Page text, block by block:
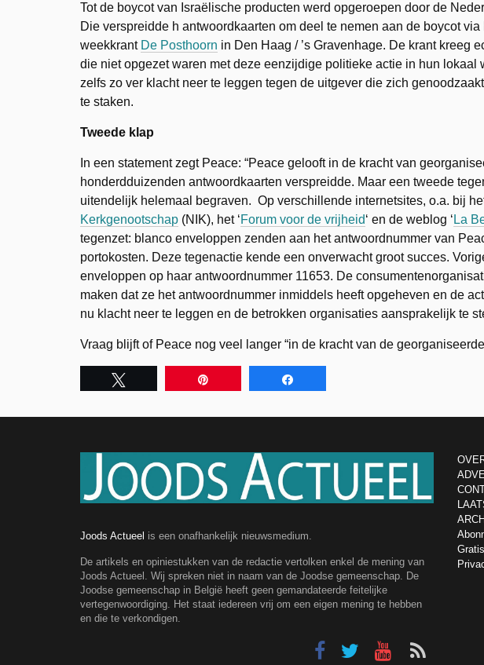
Tot de boycot van Israëlische producten werd opgeroepen door de
Die verspreidde h antwoordkaarten om deel te nemen aan de boycot
weekkrant De Posthoorn in Den Haag / ’s Gravenhage. De krant kreeg
die niet opgezet waren met deze eenzijdige politieke actie in hun lokaal
zelfs zo ver klacht neer te leggen tegen de uitgever die zich
te staken.
Tweede klap
In een statement zegt Peace: “Peace gelooft in de kracht van
honderdduizenden antwoordkaarten verspreidde. Maar een tweede
uitendelijk helemaal begraven. Op verschillende internetsites, o.a. bij
Kerkgenootschap (NIK), het ‘Forum voor de vrijheid‘ en de weblog ‘ La
tegenzet: blanco enveloppen zenden aan het antwoordnummer van
portokosten. Deze tegenactie kende een onverwacht groot succes.
enveloppen op haar antwoordnummer 11653. De
maken dat ze het antwoordnummer inmiddels heeft opgeheven en de
nu klacht neer te leggen en de betrokken organisaties aansprakelijk te
Vraag blijft of Peace nog veel langer “in de kracht van de
Joods Actueel is een onafhankelijk nieuwsmedium.
De artikels en opiniestukken van de redactie vertolken enkel de mening van
Joods Actueel. Wij spreken niet in naam van de Joodse gemeenschap. De
Joodse gemeenschap in België heeft geen gemandateerde feitelijke
vertegenwoordiging. Het staat iedereen vrij om een eigen mening te hebben
en die te verkondigen.